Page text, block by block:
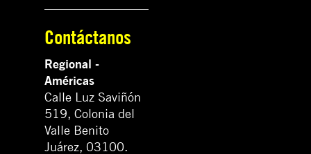
Contáctanos
Regional -
Américas
Calle Luz Saviñón
519, Colonia del
Valle Benito
Juárez, 03100.